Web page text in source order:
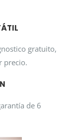
gratuito,
precio.
de 6